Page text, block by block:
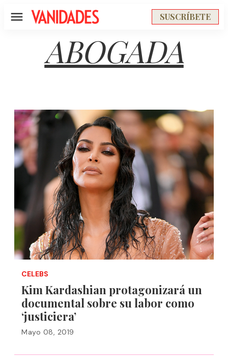
Menú SUSCRÍBETE
ABOGADA
CELEBS
Kim Kardashian protagonizará un
documental sobre su labor como
‘justiciera’
Mayo 08, 2019